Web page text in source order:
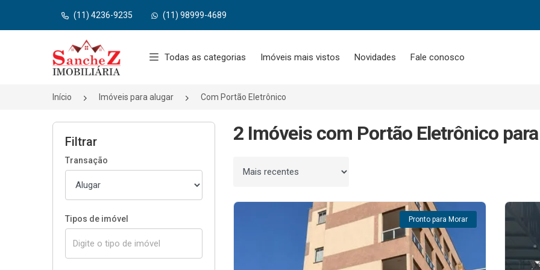
(11) 4236-9235 (11) 98999-4689
Página inicial
Todas as categorias Imóveis mais vistos Novidades Fale conosco
Início Imóveis para alugar Com Portão Eletrônico
Filtrar
Transação
Tipos de imóvel
2 Imóveis com Portão Eletrônico
Ordenar por
Pronto para Morar